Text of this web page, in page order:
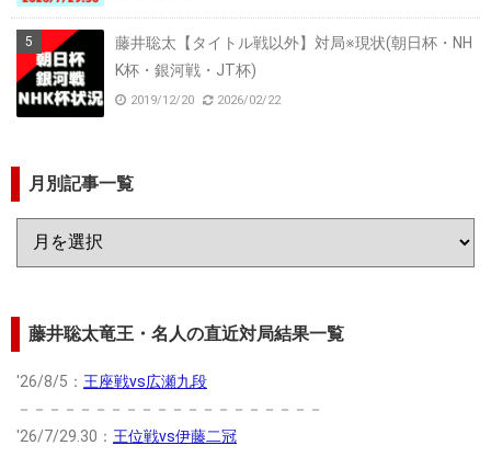
藤井聡太【タイトル戦以外】対局※現状(朝日杯・NH
K杯・銀河戦・JT杯)
2019/12/20 2026/02/22
月別記事一覧
藤井聡太竜王・名人の直近対局結果一覧
'26/8/5： 王座戦vs広瀬九段
－－－－－－－－－－－－－－－－－－－－
'26/7/29.30： 王位戦vs伊藤二冠